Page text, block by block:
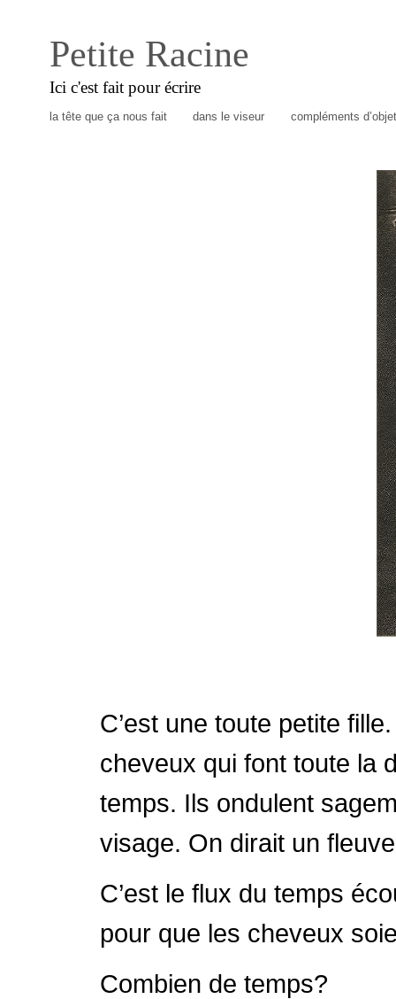
Petite Racine
Ici c'est fait pour écrire
la tête que ça nous fait dans le viseur compléments
C’est une toute petite
cheveux qui font toute la
temps. Ils ondulent
visage. On dirait un
C’est le flux du temps
pour que les cheveux
Combien de temps?